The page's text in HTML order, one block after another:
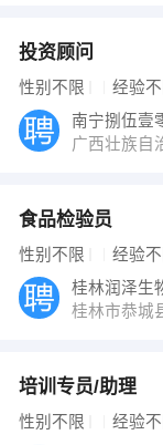
投资顾问
性别不限 经验
南宁捌伍壹
广西壮族自
食品检验员
性别不限 经验
桂林润泽生
桂林市恭城
培训专员/助理
性别不限 经验